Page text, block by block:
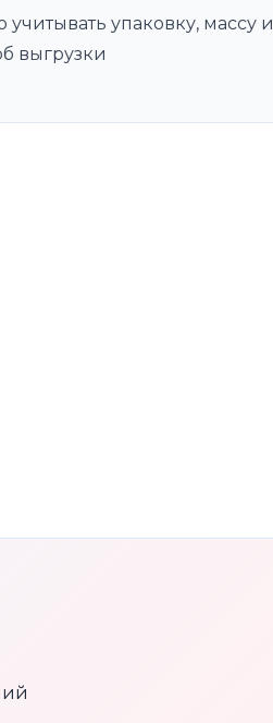
учитывать упаковку, массу и
выгрузки